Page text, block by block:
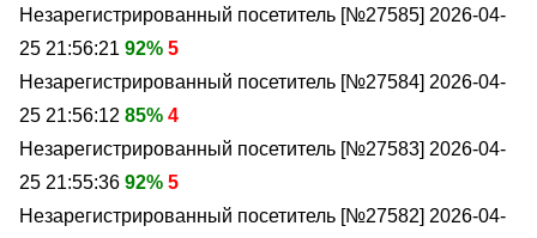
Незарегистрированный посетитель [№27585] 2026-04-
25 21:56:21 92% 5
Незарегистрированный посетитель [№27584] 2026-04-
25 21:56:12 85% 4
Незарегистрированный посетитель [№27583] 2026-04-
25 21:55:36 92% 5
Незарегистрированный посетитель [№27582] 2026-04-